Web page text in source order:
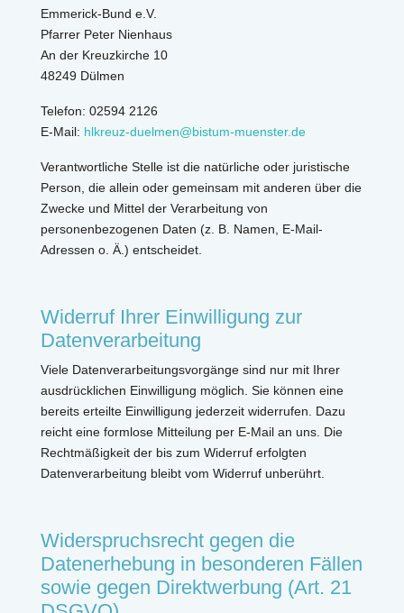
Emmerick-Bund e.V.
Pfarrer Peter Nienhaus
An der Kreuzkirche 10
48249 Dülmen
Telefon: 02594 2126
E-Mail: hlkreuz-duelmen@bistum-muenster.de
Verantwortliche Stelle ist die natürliche oder juristische
Person, die allein oder gemeinsam mit anderen über die
Zwecke und Mittel der Verarbeitung von
personenbezogenen Daten (z. B. Namen, E-Mail-
Adressen o. Ä.) entscheidet.
Widerruf Ihrer Einwilligung zur
Datenverarbeitung
Viele Datenverarbeitungsvorgänge sind nur mit Ihrer
ausdrücklichen Einwilligung möglich. Sie können eine
bereits erteilte Einwilligung jederzeit widerrufen. Dazu
reicht eine formlose Mitteilung per E-Mail an uns. Die
Rechtmäßigkeit der bis zum Widerruf erfolgten
Datenverarbeitung bleibt vom Widerruf unberührt.
Widerspruchsrecht gegen die
Datenerhebung in besonderen Fällen
sowie gegen Direktwerbung (Art. 21